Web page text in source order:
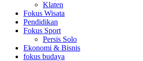
Klaten
Fokus Wisata
Pendidikan
Fokus Sport
Persis Solo
Ekonomi & Bisnis
fokus budaya